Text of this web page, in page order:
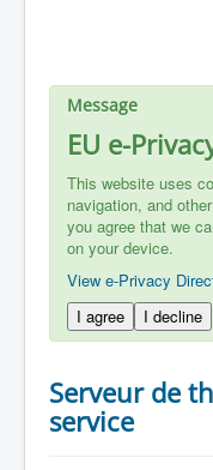
Message
EU e-
This website uses
navigation, and
you agree that we
on your device.
View e-Privacy
I agree
I decline
Serveur de
service